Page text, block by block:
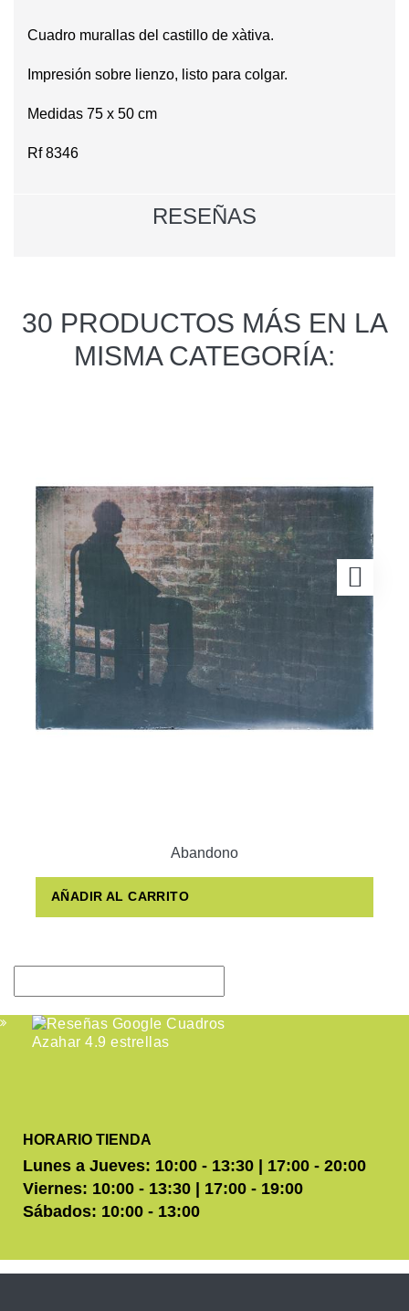
Cuadro murallas del castillo de xàtiva.
Impresión sobre lienzo, listo para colgar.
Medidas 75 x 50 cm
Rf 8346
RESEÑAS
30 PRODUCTOS MÁS EN LA
MISMA CATEGORÍA:
Abandono
AÑADIR AL CARRITO
HORARIO TIENDA
Lunes a Jueves: 10:00 - 13:30 | 17:00 - 20:00
Viernes: 10:00 - 13:30 | 17:00 - 19:00
Sábados: 10:00 - 13:00